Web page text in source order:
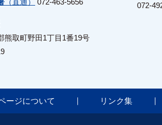
（直通） 072-463-5656
熊取町野田1丁目1番19号
072-
ージについて リンク集